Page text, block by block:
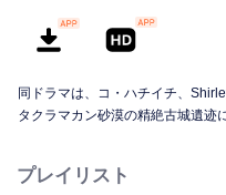
同ドラマは、コ・ハチイチ、
タクラマカン砂漠の精絶古城遺迹
文字をすらすら暗記した。その後
プレイリスト